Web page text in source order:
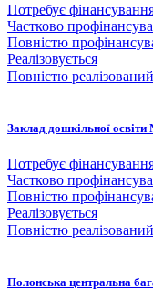
Потребує
Частково
Повністю
Реалізовується
Повністю реалізований
Заклад дошкільної
Потребує
Частково
Повністю
Реалізовується
Повністю реалізований
Полонська центральна